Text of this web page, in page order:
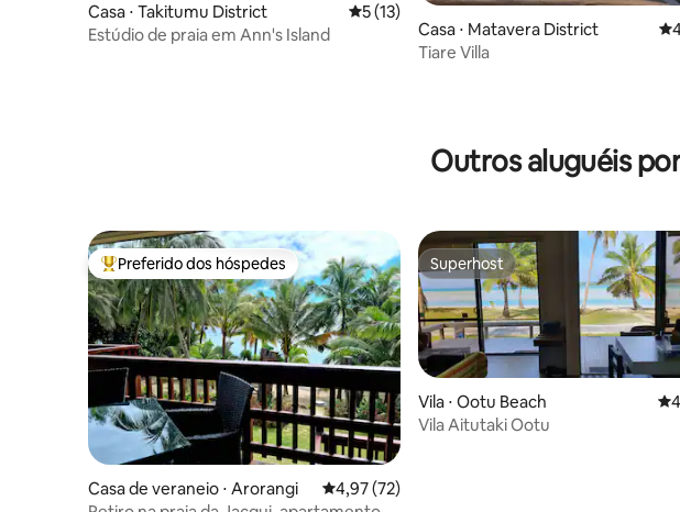
Casa ⋅ Takitumu District 5 de uma avaliação média de 5, 13 avaliações
5 (13)
Estúdio de praia em Ann's Island
Casa ⋅ Matavera District
Tiare Villa
Outros aluguéis
Entre os melhores preferidos dos hóspedes
Preferido dos hóspedes
Casa de veraneio ⋅ Arorangi 4,97 de uma avaliação média de 5, 72 avaliações
4,97 (72)
Superhost
Superhost
Vila ⋅ Ootu Beach
Vila Aitutaki Ootu